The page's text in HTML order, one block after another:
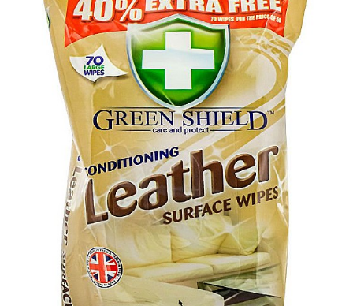
Masca & Gel de par
Sampon
Vopsea de par
Servetele Umede & Uscate